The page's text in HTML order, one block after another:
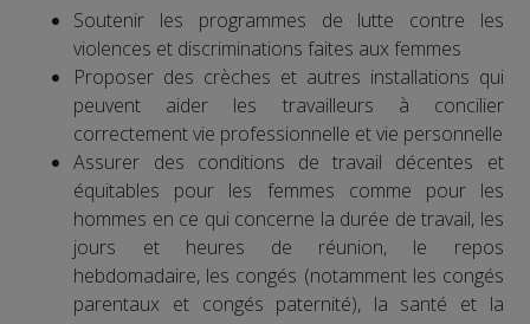
Soutenir les programmes de lutte contre les
violences et discriminations faites aux femmes
Proposer des crèches et autres installations qui
peuvent aider les travailleurs à concilier
correctement vie professionnelle et vie personnelle
Assurer des conditions de travail décentes et
équitables pour les femmes comme pour les
hommes en ce qui concerne la durée de travail, les
jours et heures de réunion, le repos
hebdomadaire, les congés (notamment les congés
parentaux et congés paternité), la santé et la